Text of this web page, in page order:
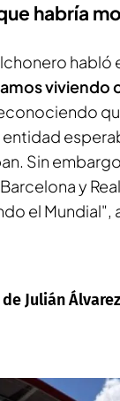
habría
habló
viviendo
Sin
y
el Mundial",
Julián